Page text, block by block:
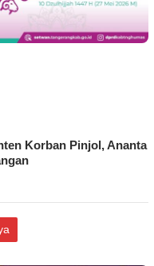
Korban Pinjol, Ananta